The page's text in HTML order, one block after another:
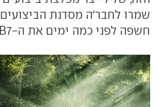
שמרו לחבר'ה מסדנת
חשפה לפני כמה ימים את ה-B7 החדשה שלה.